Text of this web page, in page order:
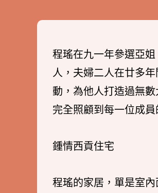
程瑤在九一年參選亞
人，夫婦二人在廿多
動，為他人打造過無
完全照顧到每一位成
鍾情西貢住宅
程瑤的家居，單是室